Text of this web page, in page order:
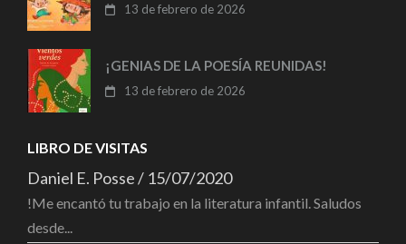
13 de febrero de 2026
¡GENIAS DE LA POESÍA REUNIDAS!
13 de febrero de 2026
LIBRO DE VISITAS
Daniel E. Posse/ 15/07/2020
!Me encantó tu trabajo en la literatura infantil. Saludos
desde...